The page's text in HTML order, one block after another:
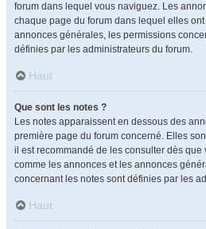
forum dans lequel vous naviguez. Les
chaque page du forum dans lequel elles
annonces générales, les permissions
définies par les administrateurs du forum.
Haut
Que sont les notes ?
Les notes apparaissent en dessous des
première page du forum concerné. Elles
il est recommandé de les consulter dès
comme les annonces et les annonces
concernant les notes sont définies par les
Haut